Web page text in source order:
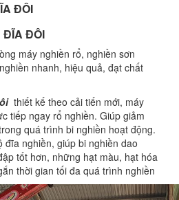
ĐÔI
ĐĨA ĐÔI
máy nghiền rổ, nghiền sơn
nhanh, hiệu quả, đạt chất
thiết kế theo cải tiến mới, máy
tiếp ngay rổ nghiền. Giúp giảm
quá trình bi nghiền hoạt động.
đĩa nghiền, giúp bi nghiền dao
tốt hơn, những hạt màu, hạt hóa
thời gian tối đa quá trình nghiền